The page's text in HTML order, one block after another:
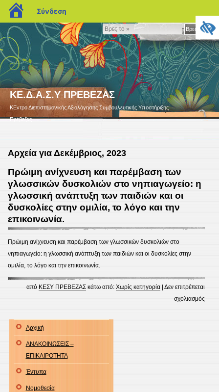
Βρες
το
»
Βρες το »
ΚΕ.Δ.Α.Σ.Υ ΠΡΕΒΕΖΑΣ
ΚΕντρο Διεπιστημονικής Αξιολόγησης Συμβουλευτικής Υποστήριξης
Πρέβεζας
Αρχεία για Δεκέμβριος, 2023
Πρώιμη ανίχνευση και παρέμβαση των
γλωσσικών δυσκολιών στο νηπιαγωγείο: η
γλωσσική ανάπτυξη των παιδιών και οι
δυσκολίες στην ομιλία, το λόγο και την
επικοινωνία.
Πρώιμη ανίχνευση και παρέμβαση των γλωσσικών δυσκολιών στο
νηπιαγωγείο: η γλωσσική ανάπτυξη των παιδιών και οι δυσκολίες στην
ομιλία, το λόγο και την επικοινωνία.
από ΚΕΣΥ ΠΡΕΒΕΖΑΣ κάτω από:Χωρίς κατηγορία |Δεν επιτρέπεται
σχολιασμός
Αρχική
ΑΝΑΚΟΙΝΩΣΕΙΣ –
ΕΠΙΚΑΙΡΟΤΗΤΑ
Έντυπα
Νομοθεσία
blogs.sch.gr
Σύνδεση